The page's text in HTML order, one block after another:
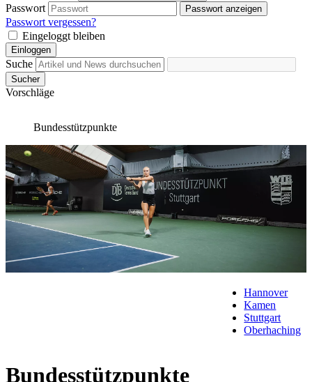
Passwort
Passwort anzeigen
Passwort vergessen?
Eingeloggt bleiben
Einloggen
Suche
Sucher
Vorschläge
Bundesstützpunkte
Hannover
Kamen
Stuttgart
Oberhaching
Bundesstützpunkte